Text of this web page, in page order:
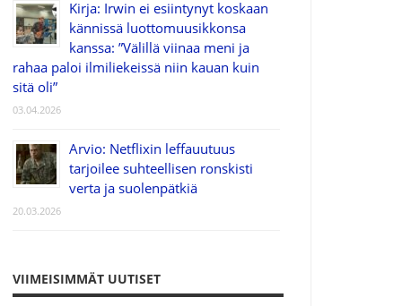
Kirja: Irwin ei esiintynyt koskaan
kännissä luottomuusikkonsa
kanssa: ”Välillä viinaa meni ja
rahaa paloi ilmiliekeissä niin kauan kuin
sitä oli”
03.04.2026
Arvio: Netflixin leffauutuus
tarjoilee suhteellisen ronskisti
verta ja suolenpätkiä
20.03.2026
VIIMEISIMMÄT UUTISET